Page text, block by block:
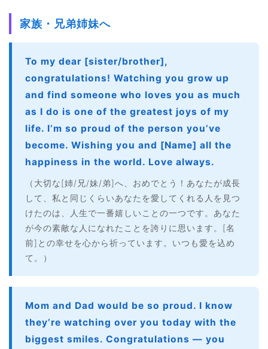
家族・兄弟姉妹へ
To my dear [sister/brother],
congratulations! Watching you grow up
and find someone who loves you as much
as I do is one of the greatest joys of my
life. I’m so proud of the person you’ve
become. Wishing you and [Name] all the
happiness in the world. Love always.
（大切な[姉/兄/妹/弟]へ、おめでとう！あなたが成長
して、私と同じくらいあなたを愛してくれる人を見つ
けたのは、人生で一番嬉しいことの一つです。あなた
が今の素敵な人になれたことを誇りに思います。[名
前]との幸せを心から祈っています。いつも愛を込め
て。）
Mom and Dad would be so proud. I know
they’re watching over you today with the
biggest smiles. Congratulations — you